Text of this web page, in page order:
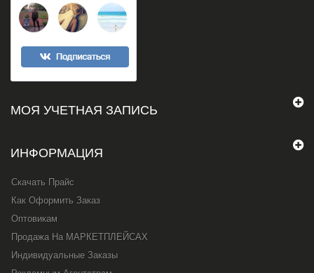
МОЯ УЧЕТНАЯ ЗАПИСЬ
ИНФОРМАЦИЯ
Скачать Прайс
Как Оформить Заказ
Оптовикам
Продажа На МАРКЕТПЛЕЙСАХ
Индивидуальные Заказы